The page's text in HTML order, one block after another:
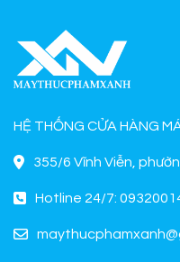
HỆ THỐNG CỬA HÀNG
355/6 Vĩnh Viễn,
Hotline 24/7: